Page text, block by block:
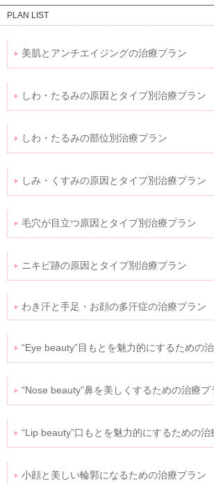
PLAN LIST
美肌とアンチエイジングの治療プラン
しわ・たるみの原因とタイプ別治療プラン
しわ・たるみの部位別治療プラン
しみ・くすみの原因とタイプ別治療プラン
毛穴が目立つ原因とタイプ別治療プラン
ニキビ跡の原因とタイプ別治療プラン
わき汗と手足・お顔の多汗症の治療プラン
“Eye beauty”目もとを魅力的にするための
“Nose beauty”鼻を美しくするための治療プ
“Lip beauty”口もとを魅力的にするための治
小顔と美しい輪郭になるための治療プラン